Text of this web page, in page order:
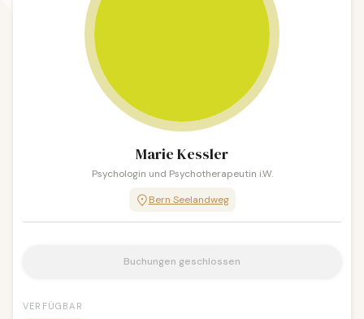
Marie Kessler
Psychologin und Psychotherapeutin i.W.
Bern Seelandweg
Buchungen geschlossen
VERFÜGBAR